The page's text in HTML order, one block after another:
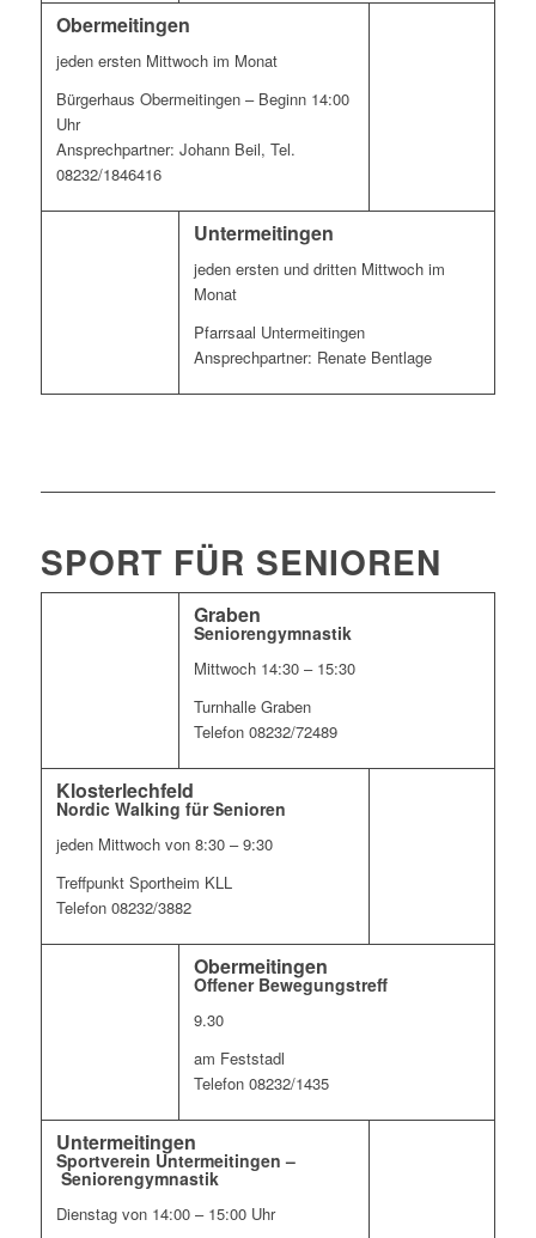
Obermeitingen
jeden ersten Mittwoch im Monat
Bürgerhaus Obermeitingen – Beginn 14:00
Uhr
Ansprechpartner: Johann Beil, Tel.
08232/1846416
Untermeitingen
jeden ersten und dritten Mittwoch im
Monat
Pfarrsaal Untermeitingen
Ansprechpartner: Renate Bentlage
SPORT FÜR SENIOREN
Graben
Seniorengymnastik
Mittwoch 14:30 – 15:30
Turnhalle Graben
Telefon 08232/72489
Klosterlechfeld
Nordic Walking für Senioren
jeden Mittwoch von 8:30 – 9:30
Treffpunkt Sportheim KLL
Telefon 08232/3882
Obermeitingen
Offener Bewegungstreff
9.30
am Feststadl
Telefon 08232/1435
Untermeitingen
Sportverein Untermeitingen –
Seniorengymnastik
Dienstag von 14:00 – 15:00 Uhr